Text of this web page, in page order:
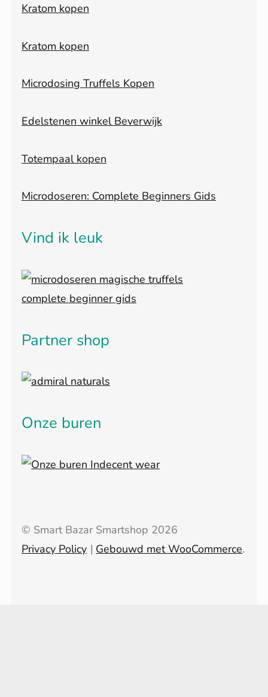
Kratom kopen
Kratom kopen
Microdosing Truffels Kopen
Edelstenen winkel Beverwijk
Totempaal kopen
Microdoseren: Complete Beginners Gids
Vind ik leuk
Partner shop
Onze buren
© Smart Bazar Smartshop 2026
Privacy Policy
Gebouwd met WooCommerce.